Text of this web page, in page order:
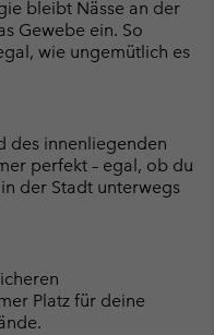
bleibt Nässe an der
Gewebe ein. So
wie ungemütlich es
des innenliegenden
perfekt – egal, ob du
der Stadt unterwegs
Platz für deine